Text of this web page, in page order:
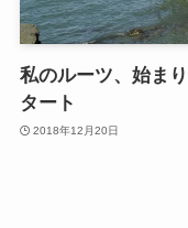
私のルーツ、始ま
タート
2018年12月20日